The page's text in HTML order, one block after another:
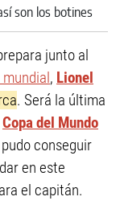
junto al
, Lionel
. Será la última
Copa del Mundo
conseguir
en este
el capitán.